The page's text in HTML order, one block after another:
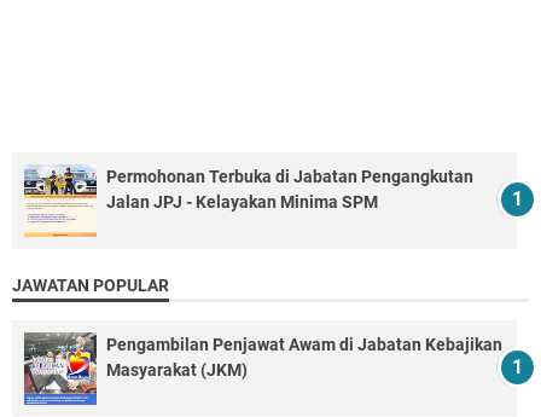
Permohonan Terbuka di Jabatan Pengangkutan
Jalan JPJ - Kelayakan Minima SPM
JAWATAN POPULAR
Pengambilan Penjawat Awam di Jabatan Kebajikan
Masyarakat (JKM)